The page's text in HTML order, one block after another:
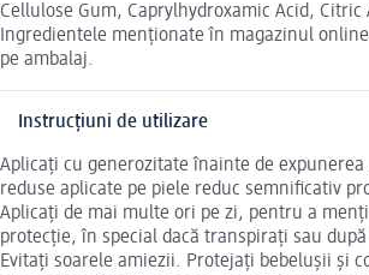
Cellulose Gum, Caprylhydroxamic Acid, Citric
Ingredientele menționate în magazinul
pe ambalaj.
Instrucțiuni de utilizare
Aplicați cu generozitate înainte de
reduse aplicate pe piele reduc semnificativ
Aplicați de mai multe ori pe zi, pentru a
protecție, în special dacă transpirați sau
Evitați soarele amiezii. Protejați bebelușii și